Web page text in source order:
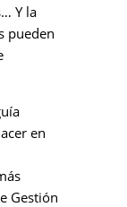
Y la
pueden
en
Gestión